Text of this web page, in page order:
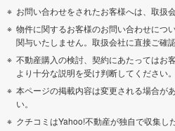
お問い合わせをされたお客様へは、取扱
物件に関するお客様のお問い合わせにつ
関与いたしません。取扱会社に直接ご確認
不動産購入の検討、契約にあたってはお
より十分な説明を受け判断してください。
本ページの掲載内容は変更される場合が
い。
クチコミはYahoo!不動産が独自で収集し